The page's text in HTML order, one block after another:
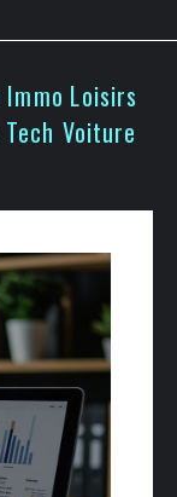
Immo Loisirs
Tech Voiture